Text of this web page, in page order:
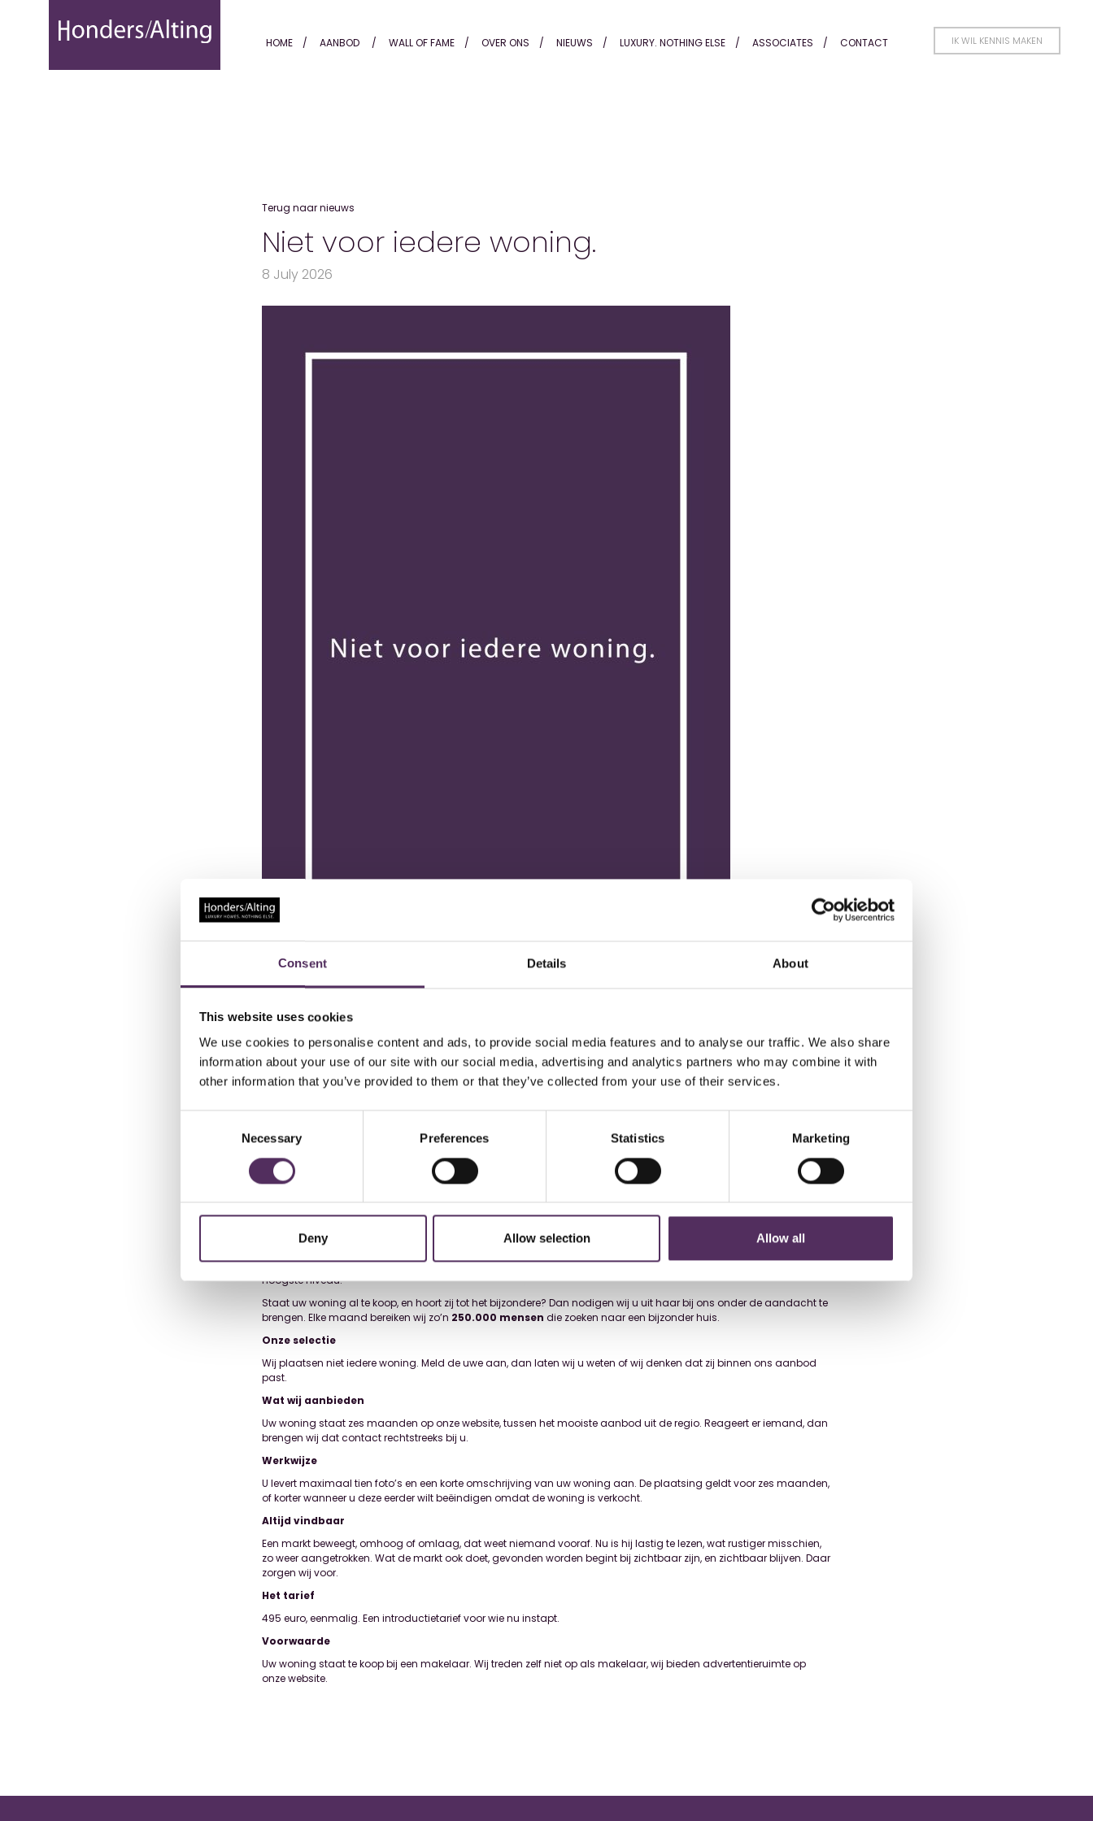
Consent Details About
This website uses cookies
We use cookies to personalise content and ads, to provide social media features and to analyse our traffic. We also share
information about your use of our site with our social media, advertising and analytics partners who may combine it with
other information that you’ve provided to them or that they’ve collected from your use of their services.
Necessary Preferences Statistics Marketing
Deny Allow selection Allow all
Niet voor iedere woning. - Honders Alting
IK WIL KENNIS MAKEN
HOME AANBOD WALL OF FAME OVER ONS NIEUWS LUXURY. NOTHING ELSE ASSOCIATES CONTACT
Terug naar nieuws
Niet voor iedere woning.
8 July 2026
Niet voor iedere woning.
Voor de uwe wel?
Wij worden steeds vaker gevraagd of wij ook woningen onder de aandacht brengen die niet bij ons in verkoop zijn.
Van oudsher deden wij dat niet, maar de mooiste woningen horen bij elkaar, en versterken elkaar. Steeds vaker
aanverwante diensten en producten. Een plek die wij nu openstellen voor gelijkgestemden, voor kwaliteit op het
hoogste niveau.
Staat uw woning al te koop, en hoort zij tot het bijzondere? Dan nodigen wij u uit haar bij ons onder de aandacht te
brengen. Elke maand bereiken wij zo’n 250.000 mensen die zoeken naar een bijzonder huis.
Onze selectie
Wij plaatsen niet iedere woning. Meld de uwe aan, dan laten wij u weten of wij denken dat zij binnen ons aanbod
past.
Wat wij aanbieden
Uw woning staat zes maanden op onze website, tussen het mooiste aanbod uit de regio. Reageert er iemand, dan
brengen wij dat contact rechtstreeks bij u.
Werkwijze
U levert maximaal tien foto’s en een korte omschrijving van uw woning aan. De plaatsing geldt voor zes maanden,
of korter wanneer u deze eerder wilt beëindigen omdat de woning is verkocht.
Altijd vindbaar
Een markt beweegt, omhoog of omlaag, dat weet niemand vooraf. Nu is hij lastig te lezen, wat rustiger misschien,
zo weer aangetrokken. Wat de markt ook doet, gevonden worden begint bij zichtbaar zijn, en zichtbaar blijven. Daar
zorgen wij voor.
Het tarief
495 euro, eenmalig. Een introductietarief voor wie nu instapt.
Voorwaarde
Uw woning staat te koop bij een makelaar. Wij treden zelf niet op als makelaar, wij bieden advertentieruimte op
onze website.